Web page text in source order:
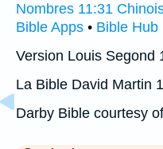
Nombres 11:31
Bible Apps • Bible Hub
Version Louis Segond
La Bible David Martin
Darby Bible courtesy of